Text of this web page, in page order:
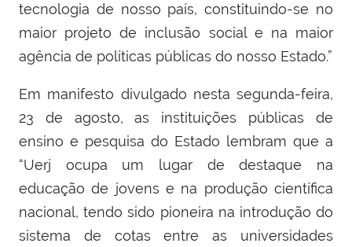
tecnologia de nosso país, constituindo-se no
maior projeto de inclusão social e na maior
agência de políticas públicas do nosso Estado.”
Em manifesto divulgado nesta segunda-feira,
23 de agosto, as instituições públicas de
ensino e pesquisa do Estado lembram que a
“Uerj ocupa um lugar de destaque na
educação de jovens e na produção científica
nacional, tendo sido pioneira na introdução do
sistema de cotas entre as universidades